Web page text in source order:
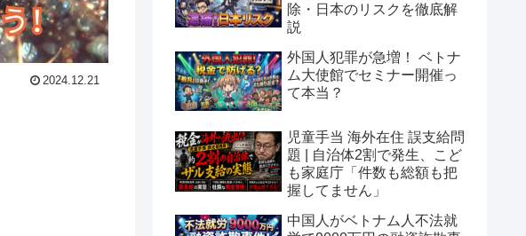
2024.12.21
除・日本のリスクを徹底解
説
外国人犯罪が急増！ ベトナ
ム大使館でセミナー開催っ
て本当？
児童手当 海外在住 誤支給問
題 | 自治体2割で発生、こど
も家庭庁「件数も総額も把
握してません」
中国人がベトナム人不法就